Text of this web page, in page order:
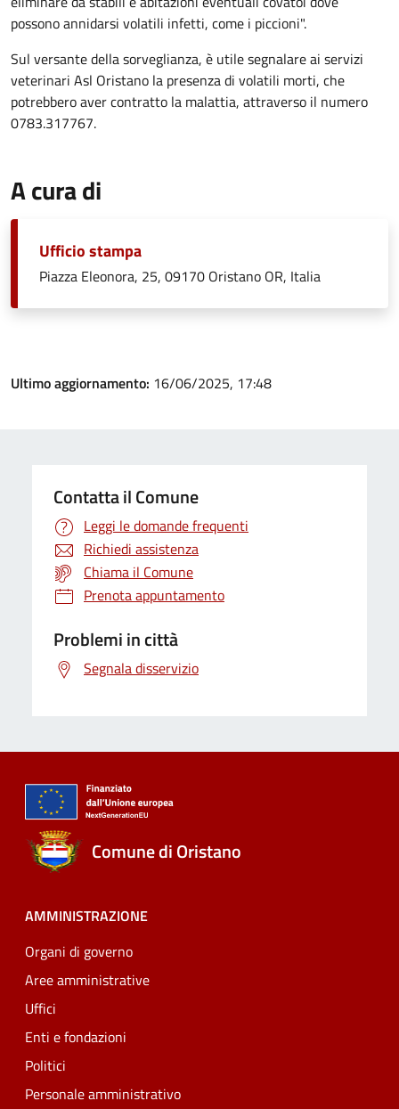
possono annidarsi volatili infetti, come i piccioni".
Sul versante della sorveglianza, è utile segnalare ai servizi
veterinari Asl Oristano la presenza di volatili morti, che
potrebbero aver contratto la malattia, attraverso il numero
0783.317767.
A cura di
Ufficio stampa
Piazza Eleonora, 25, 09170 Oristano OR, Italia
Ultimo aggiornamento: 16/06/2025, 17:48
Contatta il Comune
Leggi le domande frequenti
Richiedi assistenza
Chiama il Comune
Prenota appuntamento
Problemi in città
Segnala disservizio
Comune di Oristano
AMMINISTRAZIONE
Organi di governo
Aree amministrative
Uffici
Enti e fondazioni
Politici
Personale amministrativo